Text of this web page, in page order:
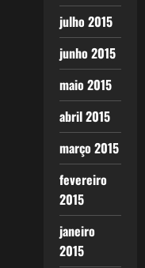
julho 2015
junho 2015
maio 2015
abril 2015
março 2015
fevereiro
2015
janeiro
2015